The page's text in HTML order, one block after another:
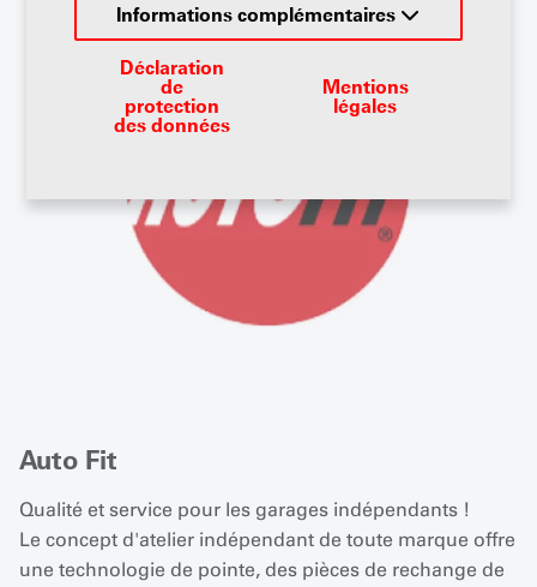
Informations complémentaires
Déclaration
de
protection
des données
Mentions
légales
Auto Fit
Qualité et service pour les garages indépendants !
Le concept d'atelier indépendant de toute marque offre
une technologie de pointe, des pièces de rechange de